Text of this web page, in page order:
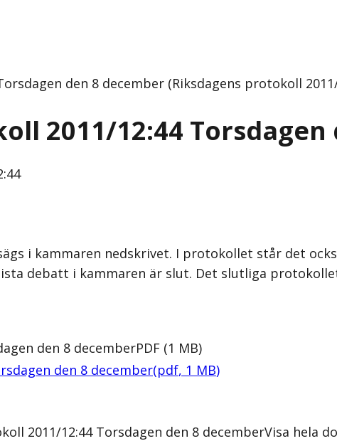
den 8 december (Riksdagens protokoll
2011/12:44
i kammaren nedskrivet. I protokollet står det
debatt i kammaren är slut. Det slutliga
den 8 decemberPDF (1 MB)
den 8 december(pdf, 1 MB)
2011/12:44 Torsdagen den 8 decemberVisa hela